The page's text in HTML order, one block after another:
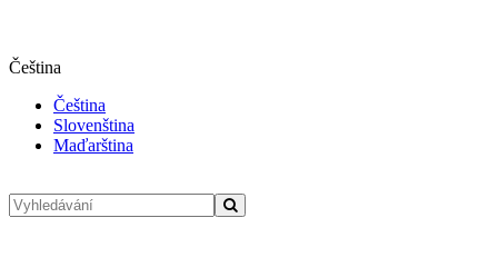
Čeština
Čeština
Slovenština
Maďarština